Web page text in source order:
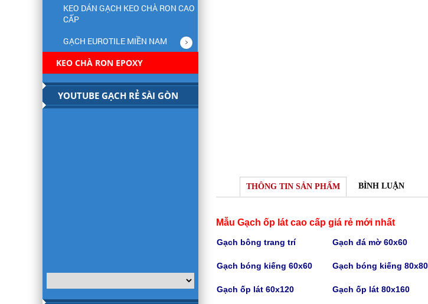
THÔNG TIN SẢN PHẨM BÌNH LUẬN
Mẫu Gạch ốp lát cao cấp giá rẻ mới nhất
Gạch bông trang trí Gạch đá mờ 60x60
Gạch bóng kiếng 60x60 Gạch bóng kiếng 80x80
Gạch ốp lát 60x120 Gạch ốp lát 80x160
KEO DÁN GẠCH KEO CHÀ RON CAO
CẤP
GẠCH EUROTILE MIỀN NAM
KEO CHÀ RON EPOXY
YOUTUBE GẠCH RẺ SÀI GÒN